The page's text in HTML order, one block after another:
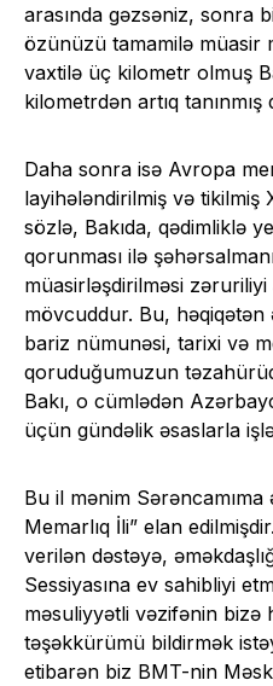
arasında gəzsəniz, sonra
özünüzü tamamilə müasir
vaxtilə üç kilometr olmuş
kilometrdən artıq tanınmış
Daha sonra isə Avropa
layihələndirilmiş və tikilmiş
sözlə, Bakıda, qədimliklə
qorunması ilə
müasirləşdirilməsi zəruriliyi
mövcuddur. Bu, həqiqətən
bariz nümunəsi, tarixi və
qoruduğumuzun
Bakı, o cümlədən
üçün gündəlik əsaslarla
Bu il mənim
Memarlıq İli” elan
verilən dəstəyə,
Sessiyasına ev sahibliyi
məsuliyyətli vəzifənin bizə
təşəkkürümü bildirmək
etibarən biz BMT-nin